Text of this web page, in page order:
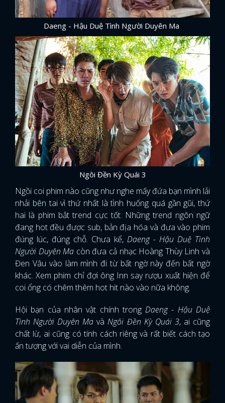
FACEBOOK GOOGLE
Daeng - Hậu Duệ Tình Người Duyên Ma
Ngôi Đền Kỳ Quái 3
Ngồi coi phim nào cũng như nghe mấy đứa bạn mình lải
nhải bên tai vì thứ nhất là tình huống quá gần gũi, thứ
hai là phim bắt trend cực tốt. Những trend ngôn ngữ
đang hot đều được sub, bản địa hóa và đưa vào phim
đúng lúc, đúng chỗ. Chưa kể, Daeng - Hậu Duệ Tình
Người Duyên Ma còn đưa cả nhạc Hoàng Thùy Linh và
Đen Vâu vào làm mình đi từ bất ngờ này đến bất ngờ
khác. Xem phim chỉ đợi ông Inn say rượu xuất hiện để
coi ổng có chêm thêm hot hit nào vào nữa không.
Hội bạn của nhân vật chính trongDaeng - Hậu Duệ
Tình Người Duyên MavàNgôi Đền Kỳ Quái 3, ai cũng
chất lừ, ai cũng có tính cách riêng và rất biết cách tạo
ấn tượng với vai diễn của mình.